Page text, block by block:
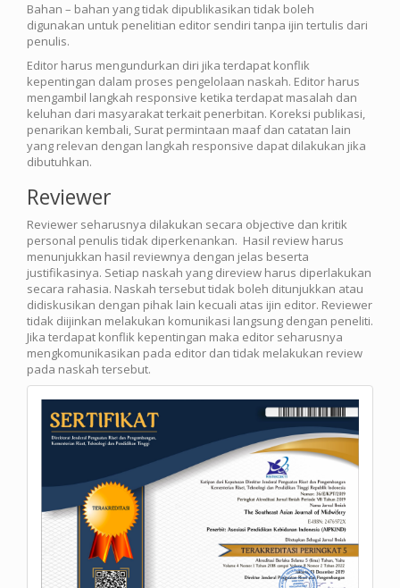
Bahan – bahan yang tidak dipublikasikan tidak boleh
digunakan untuk penelitian editor sendiri tanpa ijin tertulis dari
penulis.
Editor harus mengundurkan diri jika terdapat konflik
kepentingan dalam proses pengelolaan naskah. Editor harus
mengambil langkah responsive ketika terdapat masalah dan
keluhan dari masyarakat terkait penerbitan. Koreksi publikasi,
penarikan kembali, Surat permintaan maaf dan catatan lain
yang relevan dengan langkah responsive dapat dilakukan jika
dibutuhkan.
Reviewer
Reviewer seharusnya dilakukan secara objective dan kritik
personal penulis tidak diperkenankan. Hasil review harus
menunjukkan hasil reviewnya dengan jelas beserta
justifikasinya. Setiap naskah yang direview harus diperlakukan
secara rahasia. Naskah tersebut tidak boleh ditunjukkan atau
didiskusikan dengan pihak lain kecuali atas ijin editor. Reviewer
tidak diijinkan melakukan komunikasi langsung dengan peneliti.
Jika terdapat konflik kepentingan maka editor seharusnya
mengkomunikasikan pada editor dan tidak melakukan review
pada naskah tersebut.